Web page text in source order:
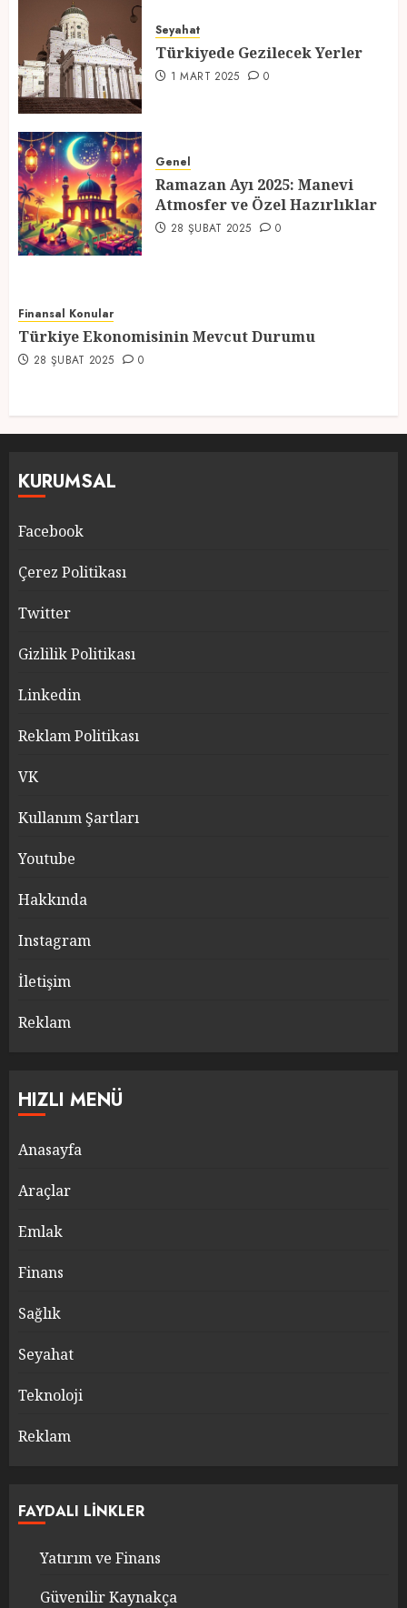
4
1 MART 2025
5
Atmosfer ve Özel Hazırlıklar
28 ŞUBAT 2025 0
Seyahat
Türkiyede Gezilecek Yerler
1 MART 2025 0
Genel
Ramazan Ayı 2025: Manevi
Atmosfer ve Özel Hazırlıklar
28 ŞUBAT 2025 0
Finansal Konular
Türkiye Ekonomisinin Mevcut Durumu
28 ŞUBAT 2025 0
KURUMSAL
Facebook
Çerez Politikası
Twitter
Gizlilik Politikası
Linkedin
Reklam Politikası
VK
Kullanım Şartları
Youtube
Hakkında
Instagram
İletişim
Reklam
HIZLI MENÜ
Anasayfa
Araçlar
Emlak
Finans
Sağlık
Seyahat
Teknoloji
Reklam
FAYDALI LINKLER
Yatırım ve Finans
Güvenilir Kaynakça